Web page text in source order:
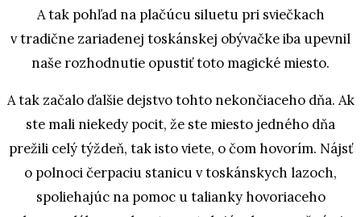
A tak pohľad na plačúcu siluetu pri sviečkach
v tradične zariadenej toskánskej obývačke iba upevnil
naše rozhodnutie opustiť toto magické miesto.
A tak začalo ďalšie dejstvo tohto nekončiaceho dňa. Ak
ste mali niekedy pocit, že ste miesto jedného dňa
prežili celý týždeň, tak isto viete, o čom hovorím. Nájsť
o polnoci čerpaciu stanicu v toskánskych lazoch,
spoliehajúc na pomoc u talianky hovoriaceho